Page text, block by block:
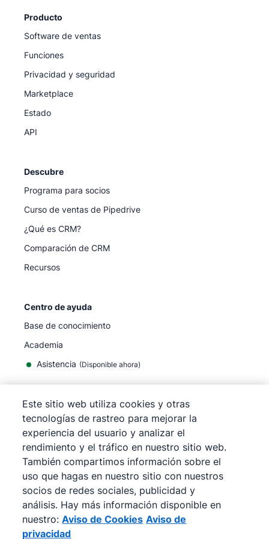
Producto
Software de ventas
Funciones
Privacidad y seguridad
Marketplace
Estado
API
Descubre
Programa para socios
Curso de ventas de Pipedrive
¿Qué es CRM?
Comparación de CRM
Recursos
Centro de ayuda
Base de conocimiento
Academia
Asistencia (Disponible ahora)
©2026Pipedrive
Pipedrive
Términos de servicio
Pipedrive
Aviso de privacidad
Mapa del sitio
Aviso de Cookies
Preferencias de cookies
Pipedrive es un CRM de ventas basado en la web.
Este sitio web utiliza cookies y otras
tecnologías de rastreo para mejorar la
experiencia del usuario y analizar el
rendimiento y el tráfico en nuestro sitio web.
También compartimos información sobre el
uso que hagas en nuestro sitio con nuestros
socios de redes sociales, publicidad y
análisis. Hay más información disponible en
nuestro: Aviso de Cookies Aviso de
privacidad